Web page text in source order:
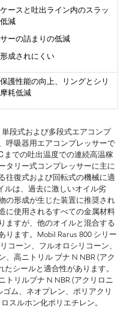
ースと吐出ライン内のスラッ
減
ーの詰まりの低減
成されにくい
護性能の向上、リングとシリ
耗低減
段式および多段式エアコンプ
呼吸器用エアコンプレッサーで
での吐出温度での連続高温稼
タリー式コンプレッサーに主に
往復式および回転式の機械に適
ルは、過去に激しいオイル劣
の形成が生じた装置に推奨され
に使用されるすべての金属材料
ますが、他のオイルと混合する
ります。Mobil Rarus 800 シリー
コーン、フルオロシリコーン、
高ニトリル ブナ N NBR (アク
シールと適合性があります。
トリルブナ N NBR (アクリロニ
ム、ネオプレン、ポリアクリ
スルホン化ポリエチレン。